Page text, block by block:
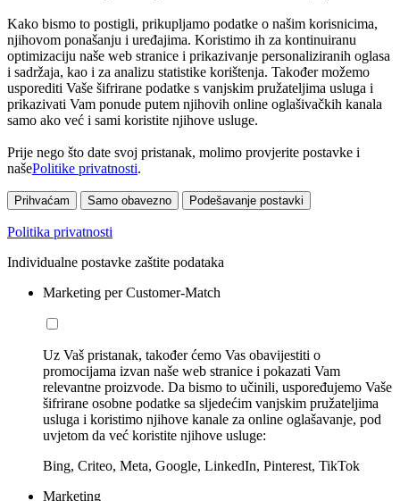
Kako bismo to postigli, prikupljamo podatke o našim korisnicima,
njihovom ponašanju i uređajima. Koristimo ih za kontinuiranu
optimizaciju naše web stranice i prikazivanje personaliziranih oglasa
i sadržaja, kao i za analizu statistike korištenja. Također možemo
usporediti Vaše šifrirane podatke s vanjskim pružateljima usluga i
prikazivati Vam ponude putem njihovih online oglašivačkih kanala
samo ako već i sami koristite njihove usluge.
Prije nego što date svoj pristanak, molimo provjerite postavke i
našePolitike privatnosti.
Prihvaćam Samo obavezno Podešavanje postavki
Politika privatnosti
Individualne postavke zaštite podataka
Marketing per Customer-Match
Uz Vaš pristanak, također ćemo Vas obavijestiti o
promocijama izvan naše web stranice i pokazati Vam
relevantne proizvode. Da bismo to učinili, uspoređujemo Vaše
šifrirane osobne podatke sa sljedećim vanjskim pružateljima
usluga i koristimo njihove kanale za online oglašavanje, pod
uvjetom da već koristite njihove usluge:
Bing, Criteo, Meta, Google, LinkedIn, Pinterest, TikTok
Marketing